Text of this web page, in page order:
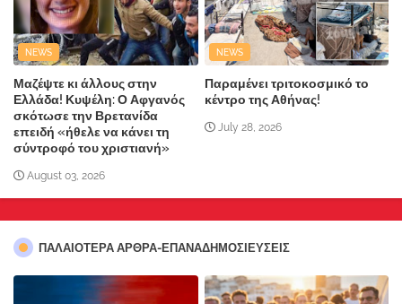
NEWS
Μαζέψτε κι άλλους στην
Ελλάδα! Κυψέλη: Ο Αφγανός
σκότωσε την Βρετανίδα
επειδή «ήθελε να κάνει τη
σύντροφό του χριστιανή»
August 03, 2026
NEWS
Παραμένει τριτοκοσμικό το
κέντρο της Αθήνας!
July 28, 2026
ΠΑΛΑΙΟΤΕΡΑ ΑΡΘΡΑ-ΕΠΑΝΑΔΗΜΟΣΙΕΥΣΕΙΣ